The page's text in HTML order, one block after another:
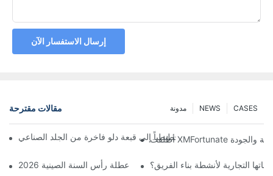
إرسال الاستفسار الآن
مقالات مقترحة CASES
NEWS مدونة
مصمم بريطاني رسماً تخطيطياً إلى قبعة دلو فاخرة من الجلد الصناعي
احتفال الافتتاح الكبير ابتداءً من عطلة رأس السنة الصينية 2026
التجارية لأنشطة بناء الفريق؟